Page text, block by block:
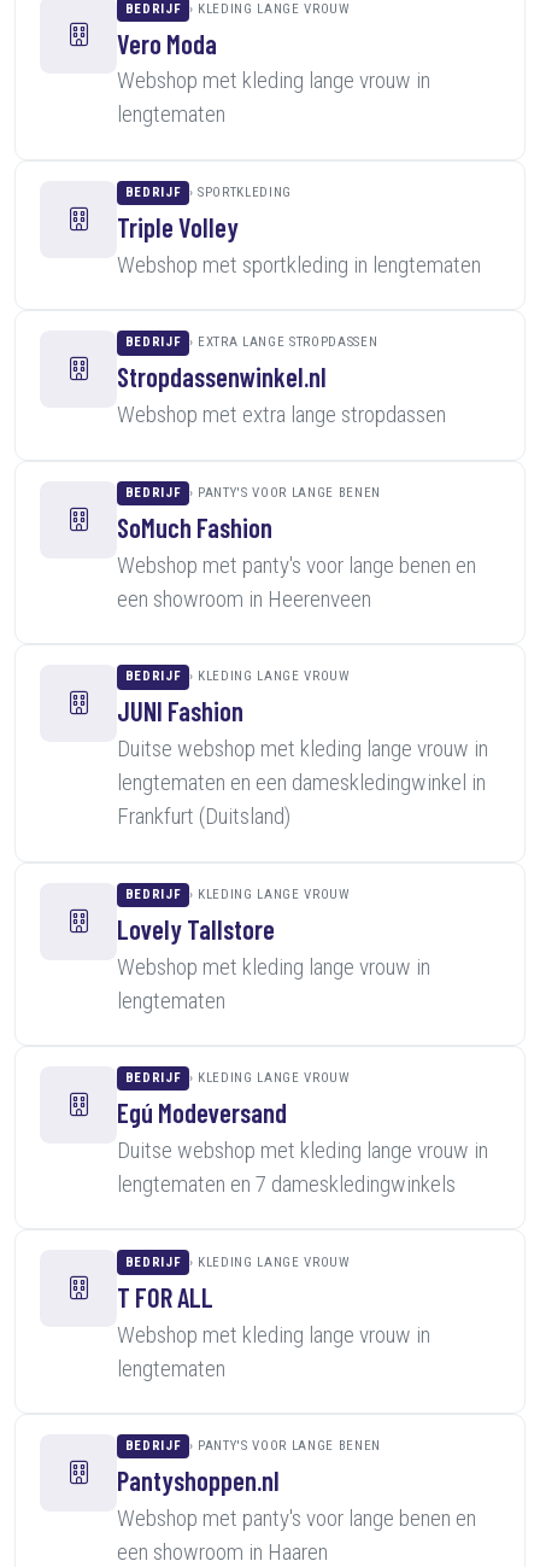
BEDRIJF KLEDING LANGE VROUW
Vero Moda
Webshop met kleding lange vrouw in
lengtematen
BEDRIJF SPORTKLEDING
Triple Volley
Webshop met sportkleding in lengtematen
BEDRIJF EXTRA LANGE STROPDASSEN
Stropdassenwinkel.nl
Webshop met extra lange stropdassen
BEDRIJF PANTY'S VOOR LANGE BENEN
SoMuch Fashion
Webshop met panty's voor lange benen en
een showroom in Heerenveen
BEDRIJF KLEDING LANGE VROUW
JUNI Fashion
Duitse webshop met kleding lange vrouw in
lengtematen en een dameskledingwinkel in
Frankfurt (Duitsland)
BEDRIJF KLEDING LANGE VROUW
Lovely Tallstore
Webshop met kleding lange vrouw in
lengtematen
BEDRIJF KLEDING LANGE VROUW
Egú Modeversand
Duitse webshop met kleding lange vrouw in
lengtematen en 7 dameskledingwinkels
BEDRIJF KLEDING LANGE VROUW
T FOR ALL
Webshop met kleding lange vrouw in
lengtematen
BEDRIJF PANTY'S VOOR LANGE BENEN
Pantyshoppen.nl
Webshop met panty's voor lange benen en
een showroom in Haaren